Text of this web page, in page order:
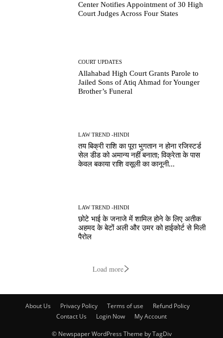
Center Notifies Appointment of 30 High
Court Judges Across Four States
COURT UPDATES
Allahabad High Court Grants Parole to
Jailed Sons of Atiq Ahmad for Younger
Brother’s Funeral
LAW TREND -HINDI
तय बिक्री राशि का पूरा भुगतान न होना रजिस्टर्ड
सेल डीड को अमान्य नहीं बनाता; विक्रेता के पास
केवल बकाया राशि वसूली का कानूनी...
LAW TREND -HINDI
छोटे भाई के जनाजे में शामिल होने के लिए अतीक
अहमद के बेटों अली और उमर को हाईकोर्ट से मिली
पैरोल
Load more
About Us Privacy Policy Terms of use
Refund Policy
Contact Us
Login Now My Account
© Newspaper WordPress Theme by TagDiv